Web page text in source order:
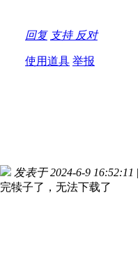
回复 支持 反对
使用道具 举报
发表于 2024-6-9 16:52:11 |
完犊子了，无法下载了